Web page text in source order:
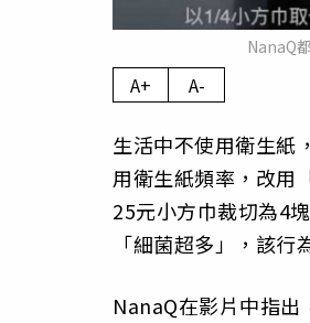
NanaQ
A+ A-
生活中不使用衛生紙
用衛生紙頻率，改用
25元小方巾裁切為4
「細菌超多」，該行
NanaQ在影片中指